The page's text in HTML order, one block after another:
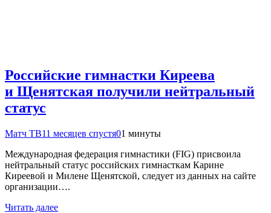
Российские гимнастки Киреева
и Щенятская получили нейтральный
статус
Матч ТВ11 месяцев спустя01 минуты
Международная федерация гимнастики (FIG) присвоила
нейтральный статус российских гимнасткам Карине
Киреевой и Милене Щенятской, следует из данных на сайте
организации….
Читать далее